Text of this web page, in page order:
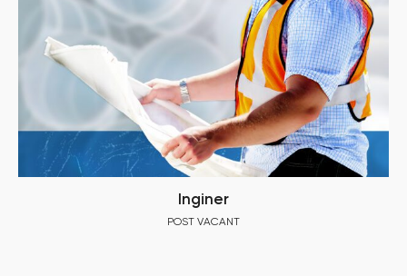
Inginer
POST VACANT